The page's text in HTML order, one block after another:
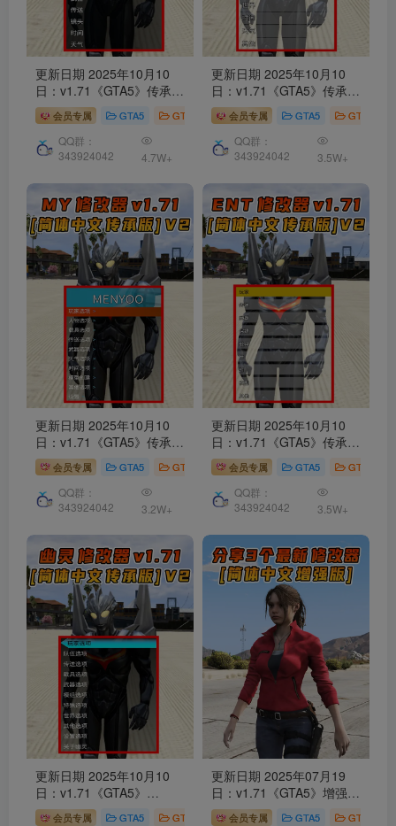
更新日期 2025年10月10
日：v1.71《GTA5》传承版
QuantV画质 修改器
[简体
汉化] V2
会员专属 GTA5 GTA5 工具
QQ群：
343924042
4.7W+
更新日期 2025年10月10
日：v1.71《GTA5》传承版
Native Trainer
[简
体汉化] V2
会员专属 GTA5 GTA5 工具
QQ群：
343924042
3.5W+
更新日期 2025年10月10
日：v1.71《GTA5》传承版
Menyoo修改器
V2会员专属 GTA5 GTA5 工具
QQ群：
343924042
3.2W+
更新日期 2025年10月10
日：v1.71《GTA5》传承版
Enhanced Native Trainer
修改器[简体汉化] V2
会员专属 GTA5 GTA5 工具
QQ群：
343924042
3.5W+
更新日期 2025年10月10
日：v1.71《GTA5》
GHOST幽灵
会员专属 GTA5 GTA5 工具
更新日期 2025年07月19
日：v1.71《GTA5》增强版
分享3个修改器
会员专属 GTA5 GTA5 工具